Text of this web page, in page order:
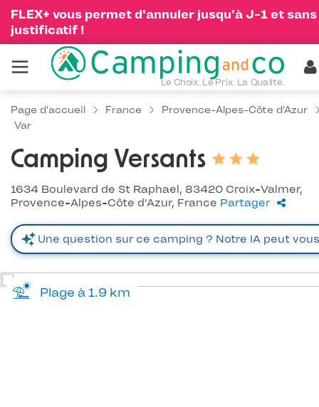
FLEX+ vous permet d'annuler jusqu'à J-1 et sans
justificatif !
Le Choix. Le Prix. La Qualité.
Page d'accueil France
Provence-Alpes-Côte d'Azur
Var
Camping Versants
1634 Boulevard de St Raphael, 83420 Croix-Valmer,
Provence-Alpes-Côte d'Azur, France Partager
Plage à 1.9 km